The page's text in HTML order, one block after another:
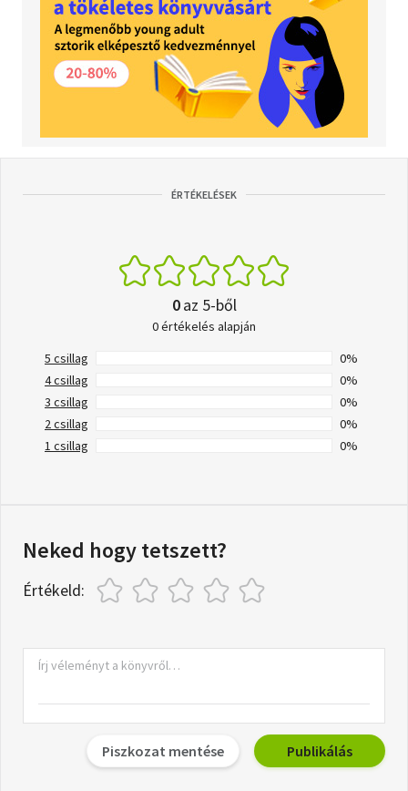
ÉRTÉKELÉSEK
0az 5-ből
0 értékelés alapján
5 csillag
0%
4 csillag
0%
3 csillag
0%
2 csillag
0%
1 csillag
0%
Neked hogy tetszett?
Értékeld:
Piszkozat mentése Publikálás